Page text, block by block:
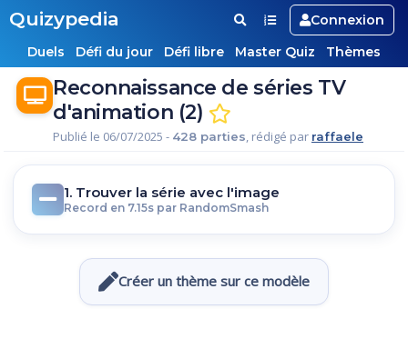
Quizypedia
Connexion
Duels
Défi du jour Défi libre Master Quiz Thèmes
Reconnaissance de séries TV
d'animation (2)
Publié le 06/07/2025 - 428 parties, rédigé par raffaele
1. Trouver la série avec l'image
Record en 7.15s par RandomSmash
Créer un thème sur ce modèle